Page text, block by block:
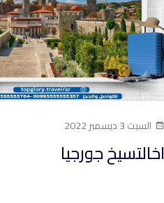
السبت 3 ديسمبر 2022
اخالتسيخ جورجيا